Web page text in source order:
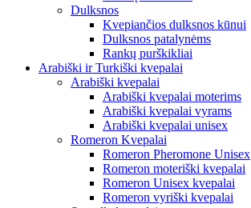
Dulksnos
Kvepiančios dulksnos kūnui
Dulksnos patalynėms
Rankų purškikliai
Arabiški ir Turkiški kvepalai
Arabiški kvepalai
Arabiški kvepalai moterims
Arabiški kvepalai vyrams
Arabiški kvepalai unisex
Romeron Kvepalai
Romeron Pheromone Unisex
Romeron moteriški kvepalai
Romeron Unisex kvepalai
Romeron vyriški kvepalai